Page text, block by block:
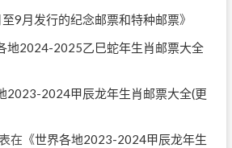
9月发行的纪念邮票和特种邮票》
地2024-2025乙巳蛇年生肖邮票大全
2023-2024甲辰龙年生肖邮票大全(更
在《世界各地2023-2024甲辰龙年生